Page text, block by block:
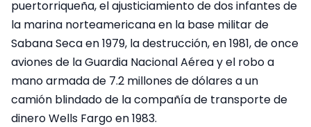
puertorriqueña, el ajusticiamiento de dos infantes de
la marina norteamericana en la base militar de
Sabana Seca en 1979, la destrucción, en 1981, de once
aviones de la Guardia Nacional Aérea y el robo a
mano armada de 7.2 millones de dólares a un
camión blindado de la compañía de transporte de
dinero Wells Fargo en 1983.